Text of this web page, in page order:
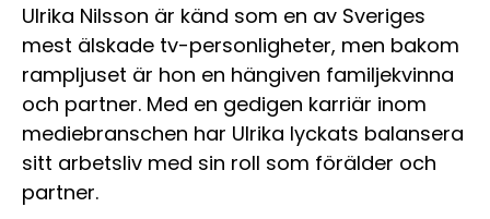
Ulrika Nilsson är känd som en av Sveriges
mest älskade tv-personligheter, men bakom
rampljuset är hon en hängiven familjekvinna
och partner. Med en gedigen karriär inom
mediebranschen har Ulrika lyckats balansera
sitt arbetsliv med sin roll som förälder och
partner.